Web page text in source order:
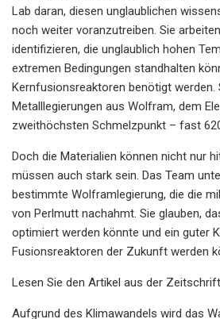
Lab daran, diesen unglaublichen
noch weiter voranzutreiben. Sie
identifizieren, die unglaublich hohen
extremen Bedingungen standhalten
Kernfusionsreaktoren benötigt werden.
Metalllegierungen aus Wolfram, dem
zweithöchsten Schmelzpunkt – fast
Doch die Materialien können nicht nur
müssen auch stark sein. Das Team
bestimmte Wolframlegierung, die die
von Perlmutt nachahmt. Sie glauben,
optimiert werden könnte und ein guter
Fusionsreaktoren der Zukunft werden
Lesen Sie den Artikel aus der
Aufgrund des Klimawandels wird das